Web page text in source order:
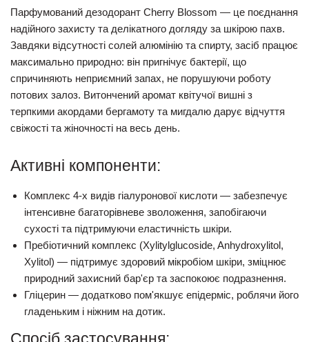
Парфумований дезодорант Cherry Blossom — це поєднання
надійного захисту та делікатного догляду за шкірою пахв.
Завдяки відсутності солей алюмінію та спирту, засіб працює
максимально природно: він пригнічує бактерії, що
спричиняють неприємний запах, не порушуючи роботу
потових залоз. Витончений аромат квітучої вишні з
терпкими акордами бергамоту та мигдалю дарує відчуття
свіжості та жіночності на весь день.
Активні компоненти:
Комплекс 4-х видів гіалуронової кислоти — забезпечує
інтенсивне багаторівневе зволоження, запобігаючи
сухості та підтримуючи еластичність шкіри.
Пребіотичний комплекс (Xylitylglucoside, Anhydroxylitol,
Xylitol) — підтримує здоровий мікробіом шкіри, зміцнює
природний захисний бар'єр та заспокоює подразнення.
Гліцерин — додатково пом'якшує епідерміс, роблячи його
гладеньким і ніжним на дотик.